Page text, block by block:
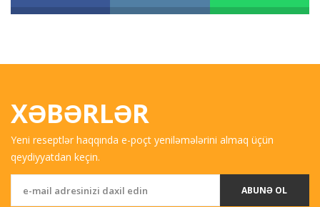
XƏBƏRLƏR
Yeni reseptlər haqqında e-poçt yeniləmələrini almaq üçün
qeydiyyatdan keçin.
ABUNƏ OL